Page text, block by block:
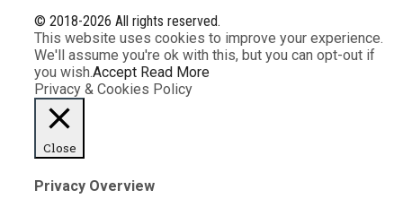
© 2018-2026 All rights reserved.
This website uses cookies to improve your experience.
We'll assume you're ok with this, but you can opt-out if
you wish.Accept Read More
Privacy & Cookies Policy
Close
Privacy Overview